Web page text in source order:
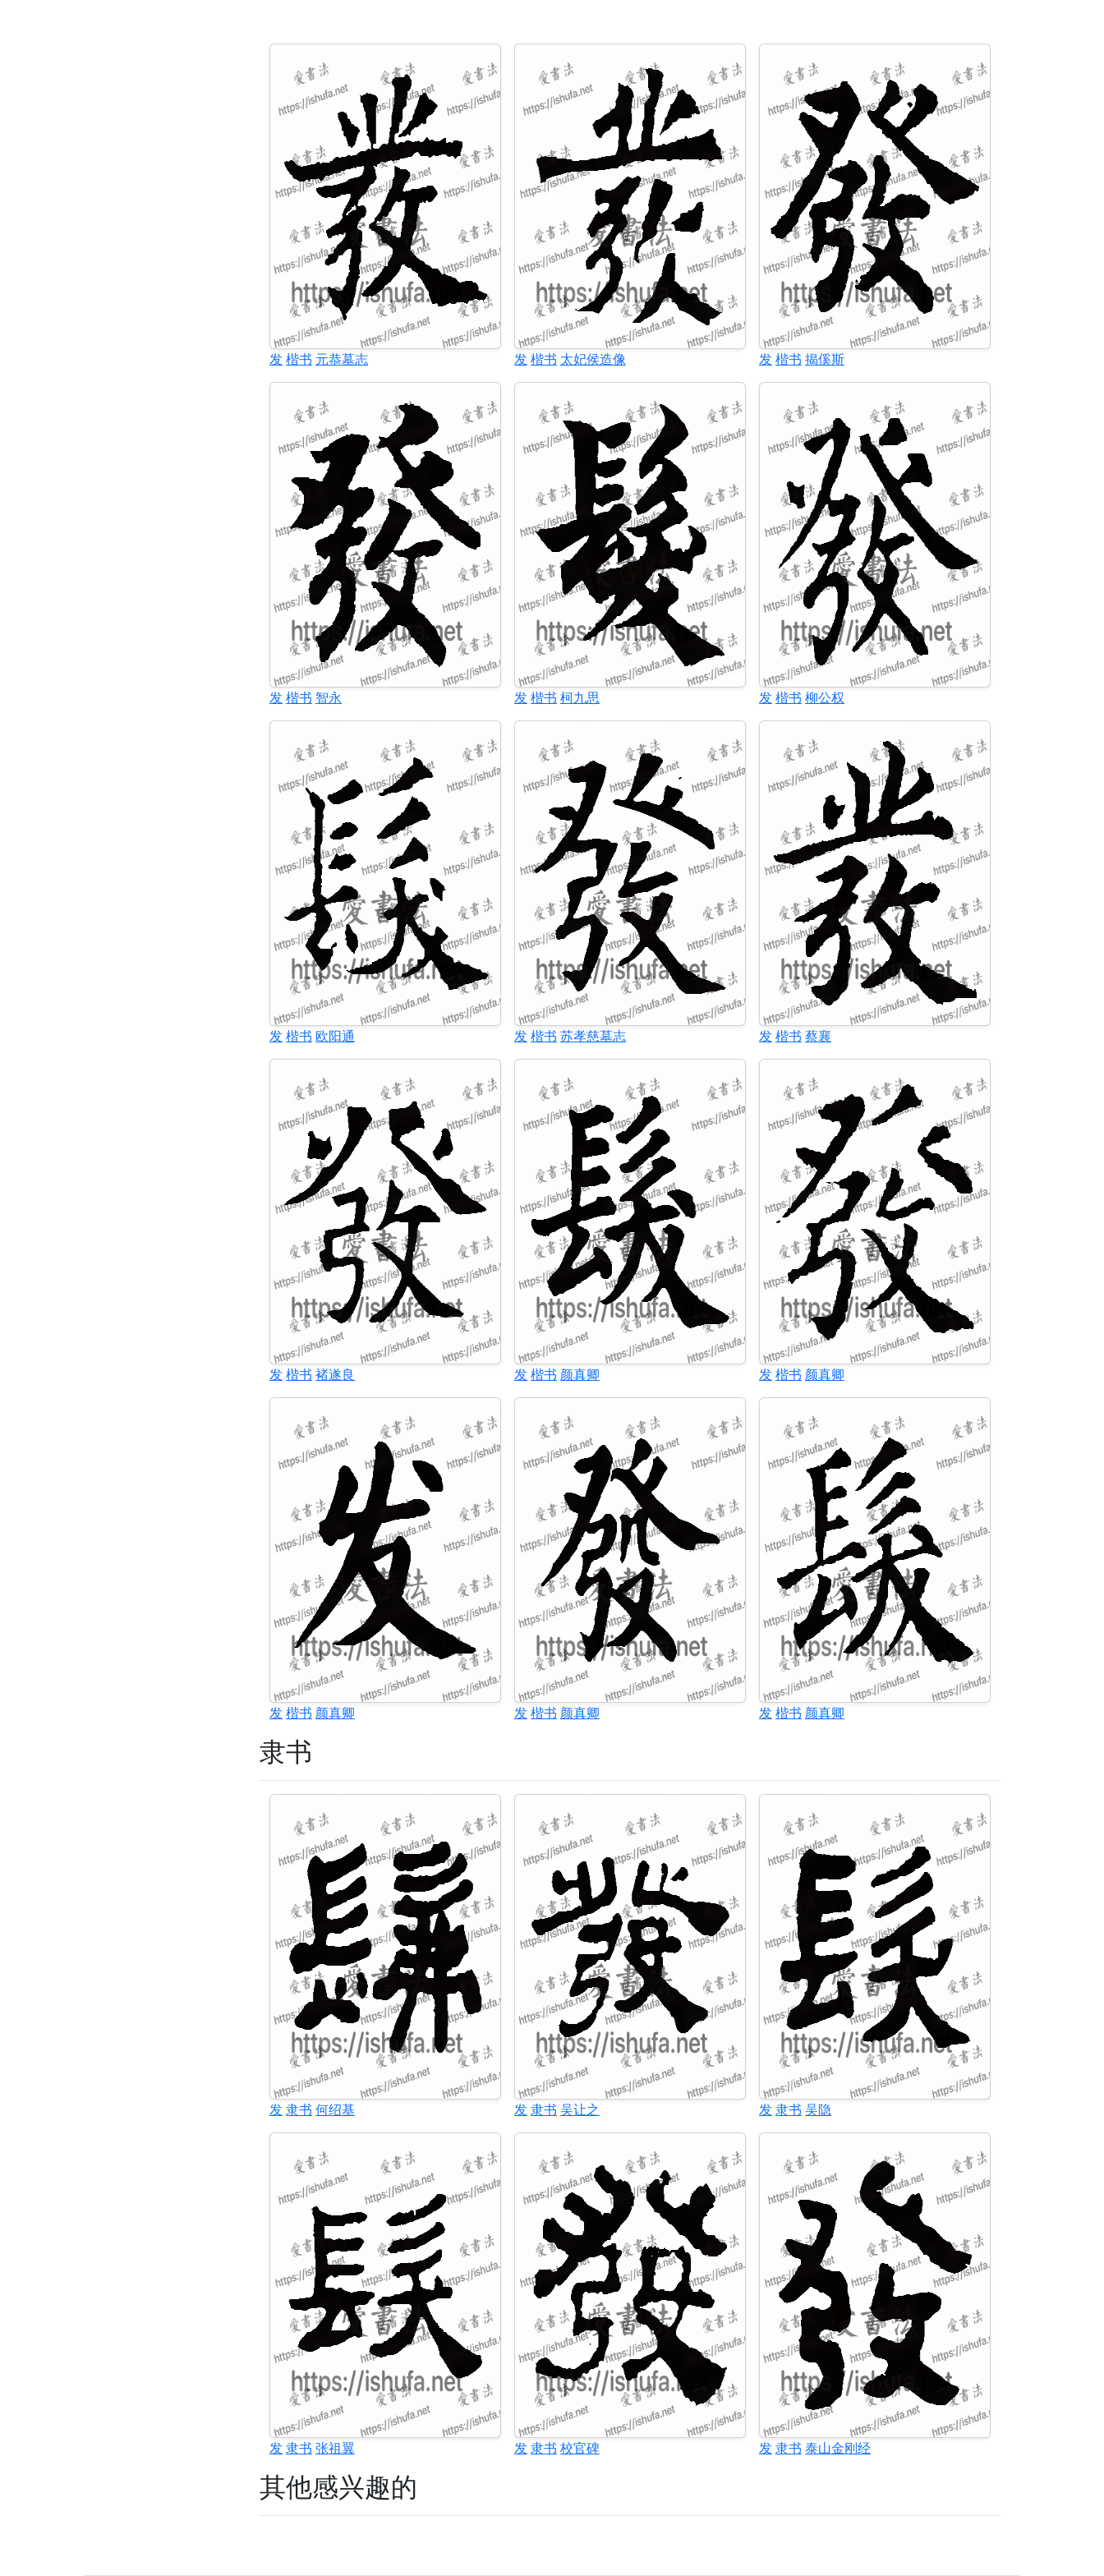
发楷书 元恭墓志 发楷书 太妃侯造像 发楷书 揭傒斯
发楷书 智永 发楷书 柯九思 发楷书 柳公权
发楷书 欧阳通 发楷书 苏孝慈墓志 发楷书 蔡襄
发楷书 褚遂良 发楷书 颜真卿 发楷书 颜真卿
发楷书 颜真卿 发楷书 颜真卿 发楷书 颜真卿
隶书
发隶书 何绍基 发隶书 吴让之 发隶书 吴隐
发隶书 张祖翼 发隶书 校官碑 发隶书 泰山金刚经
其他感兴趣的